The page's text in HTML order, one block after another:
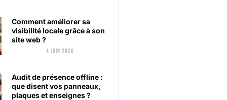
Comment améliorer sa
visibilité locale grâce à son
site web ?
4 juin 2026
Audit de présence offline :
que disent vos panneaux,
plaques et enseignes ?